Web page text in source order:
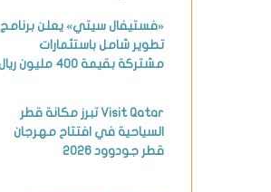
«فستيفال سيتي» يعلن برنامج
تطوير شامل باستثمارات
مشتركة بقيمة 400 مليون ريال
Visit Qatar تبرز مكانة قطر
السياحية في افتتاح مهرجان
قطر جودوود 2026